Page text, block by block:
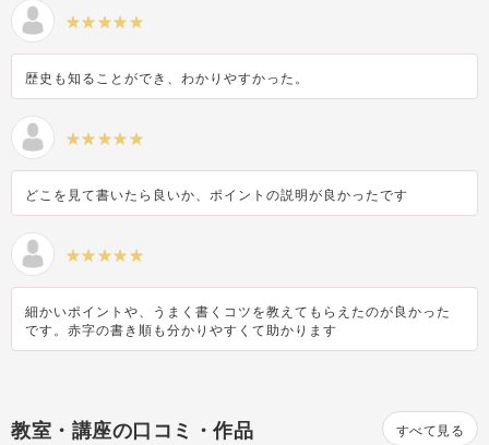
歴史も知ることができ、わかりやすかった。
どこを見て書いたら良いか、ポイントの説明が良かったです
細かいポイントや、うまく書くコツを教えてもらえたのが良かった
です。赤字の書き順も分かりやすくて助かります
教室・講座の口コミ・作品 すべて見る